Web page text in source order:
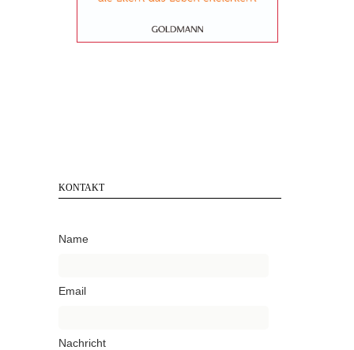
KONTAKT
Name
Email
Nachricht